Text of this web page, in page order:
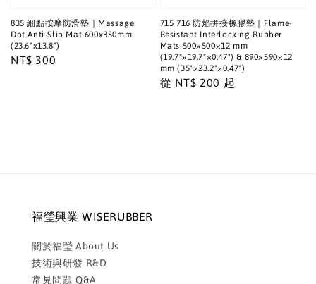
835 細點按摩防滑墊｜Massage
Dot Anti-Slip Mat 600x350mm
(23.6"x13.8")
Regular
NT$ 300
715 716 防焰拼接橡膠墊｜Flame-
Resistant Interlocking Rubber
Mats 500×500×12 mm
(19.7"×19.7"×0.47") & 890×590×12
mm (35"×23.2"×0.47")
Regular
從 NT$ 200 起
福瑩興業 WISERUBBER
關於福瑩 About Us
技術與研發 R&D
常見問題 Q&A